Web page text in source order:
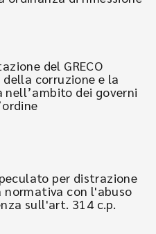
del GRECO
corruzione e la
dei governi
per distrazione
con l'abuso
sull'art. 314 c.p.